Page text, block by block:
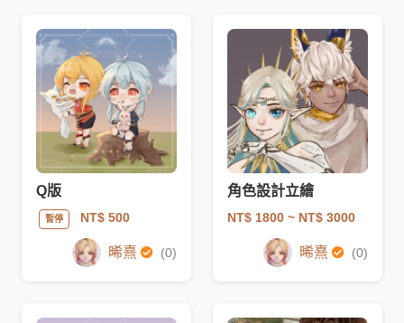
Q版
暫停 NT$ 500
晞熹 (0)
角色設計立繪
NT$ 1800 ~ NT$ 3000
晞熹 (0)